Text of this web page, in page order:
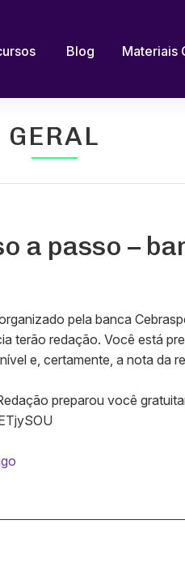
Blog Materiais
GERAL
a passo –
pela banca
terão redação. Você está
e, certamente, a nota da
preparou você